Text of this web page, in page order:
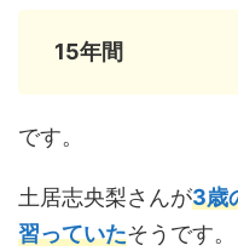
15年間
です。
土居志央梨さんが3歳
習っていたそうです。